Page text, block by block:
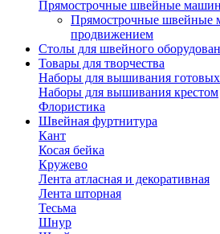
Прямострочные швейные
Прямострочные швейные
продвижением
Столы для швейного
Товары для творчества
Наборы для вышивания
Наборы для вышивания крестом
Флористика
Швейная фуртнитура
Кант
Косая бейка
Кружево
Лента aтласная и декоративная
Лента шторная
Тесьма
Шнур